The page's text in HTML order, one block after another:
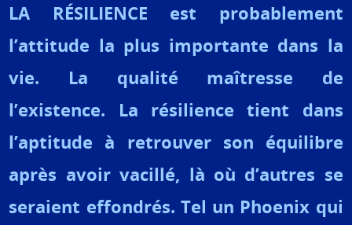
LA RÉSILIENCE est probablement
l’attitude la plus importante dans la
vie. La qualité maîtresse de
l’existence. La résilience tient dans
l’aptitude à retrouver son équilibre
après avoir vacillé, là où d’autres se
seraient effondrés. Tel un Phoenix qui